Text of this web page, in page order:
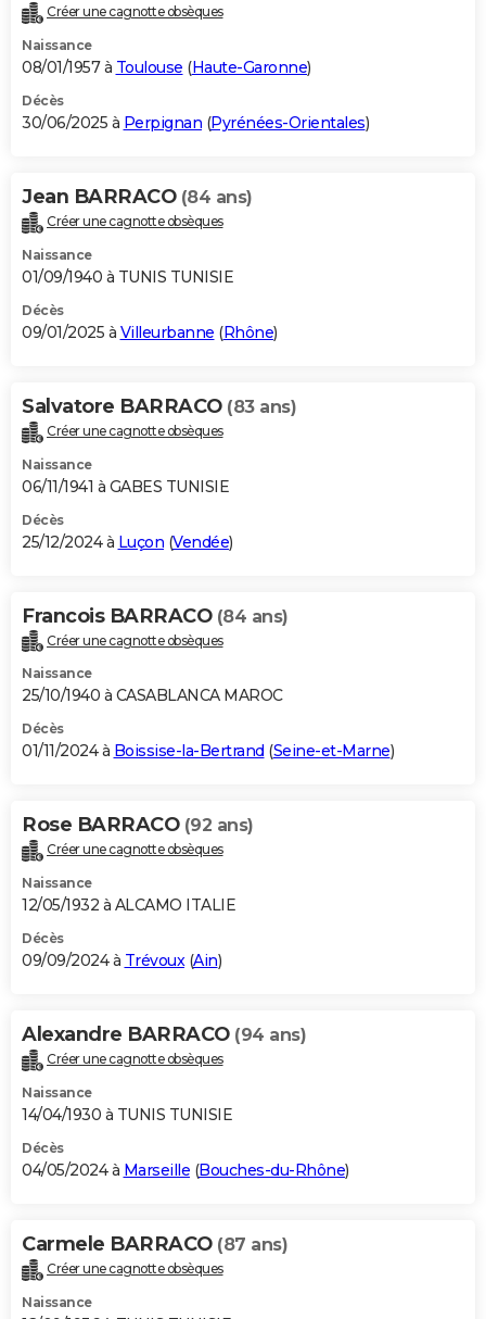
Créer une cagnotte obsèques
Naissance
08/01/1957 à Toulouse (Haute-Garonne)
Décès
30/06/2025 à Perpignan (Pyrénées-Orientales)
Jean BARRACO (84 ans)
Créer une cagnotte obsèques
Naissance
01/09/1940 à TUNIS TUNISIE
Décès
09/01/2025 à Villeurbanne (Rhône)
Salvatore BARRACO (83 ans)
Créer une cagnotte obsèques
Naissance
06/11/1941 à GABES TUNISIE
Décès
25/12/2024 à Luçon (Vendée)
Francois BARRACO (84 ans)
Créer une cagnotte obsèques
Naissance
25/10/1940 à CASABLANCA MAROC
Décès
01/11/2024 à Boissise-la-Bertrand (Seine-et-Marne)
Rose BARRACO (92 ans)
Créer une cagnotte obsèques
Naissance
12/05/1932 à ALCAMO ITALIE
Décès
09/09/2024 à Trévoux(Ain)
Alexandre BARRACO (94 ans)
Créer une cagnotte obsèques
Naissance
14/04/1930 à TUNIS TUNISIE
Décès
04/05/2024 à Marseille (Bouches-du-Rhône)
Carmele BARRACO (87 ans)
Créer une cagnotte obsèques
Naissance